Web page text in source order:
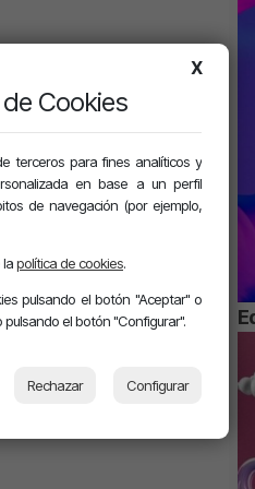
X
Cookies
terceros para fines analíticos y
en base a un perfil
de navegación (por ejemplo,
lapolítica de cookies.
pulsando el botón "Aceptar" o
el botón "Configurar".
Rechazar Configurar